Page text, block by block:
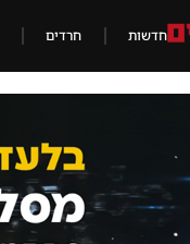
חדשות חרדים